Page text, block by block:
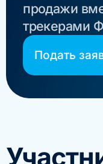
продажи
трекерами
Подать